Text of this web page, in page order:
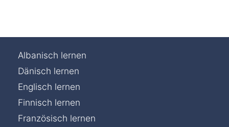
Albanisch lernen
Dänisch lernen
Englisch lernen
Finnisch lernen
Französisch lernen